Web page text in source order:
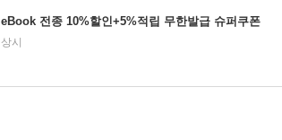
eBook 전종 10%할인+5%적립 무한발급 슈퍼쿠폰
상시